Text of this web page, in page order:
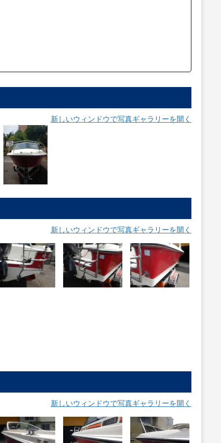
新しいウィンドウで写真ギャラリーを開く
新しいウィンドウで写真ギャラリーを開く
新しいウィンドウで写真ギャラリーを開く